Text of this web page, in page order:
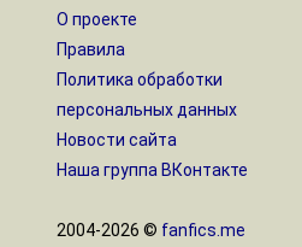
О проекте
Правила
Политика обработки
персональных данных
Новости сайта
Наша группа ВКонтакте
2004-2026 © fanfics.me